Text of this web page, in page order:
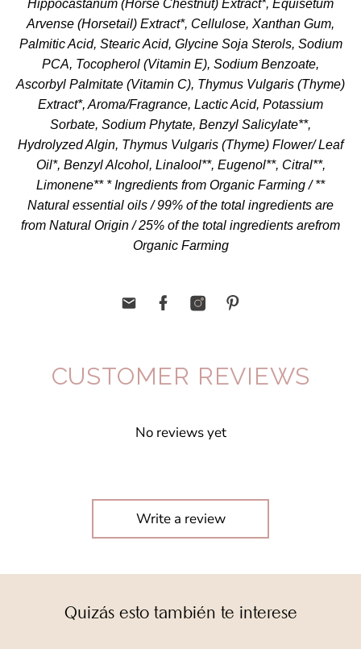
Hippocastanum (Horse Chestnut) Extract*, Equisetum
Arvense (Horsetail) Extract*, Cellulose, Xanthan Gum,
Palmitic Acid, Stearic Acid, Glycine Soja Sterols, Sodium
PCA, Tocopherol (Vitamin E), Sodium Benzoate,
Ascorbyl Palmitate (Vitamin C), Thymus Vulgaris (Thyme)
Extract*, Aroma/Fragrance, Lactic Acid, Potassium
Sorbate, Sodium Phytate, Benzyl Salicylate**,
Hydrolyzed Algin, Thymus Vulgaris (Thyme) Flower/ Leaf
Oil*, Benzyl Alcohol, Linalool**, Eugenol**, Citral**,
Limonene** * Ingredients from Organic Farming / **
Natural essential oils / 99% of the total ingredients are
from Natural Origin / 25% of the total ingredients arefrom
Organic Farming
CUSTOMER REVIEWS
No reviews yet
Write a review
Quizás esto también te interese